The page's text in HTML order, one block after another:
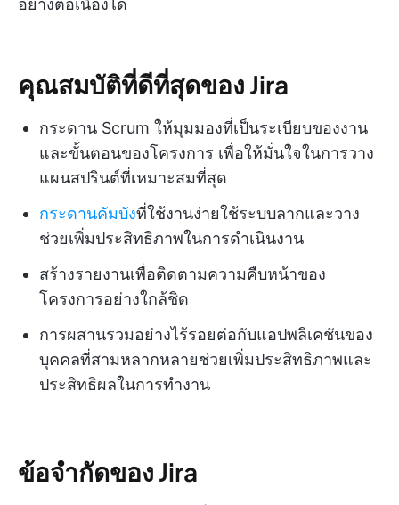
อย่างต่อเนื่องได้
คุณสมบัติที่ดีที่สุดของ Jira
กระดาน Scrum ให้มุมมองที่เป็นระเบียบของงาน
และขั้นตอนของโครงการ เพื่อให้มั่นใจในการวาง
แผนสปรินต์ที่เหมาะสมที่สุด
กระดานคัมบังที่ใช้งานง่ายใช้ระบบลากและวาง
ช่วยเพิ่มประสิทธิภาพในการดำเนินงาน
สร้างรายงานเพื่อติดตามความคืบหน้าของ
โครงการอย่างใกล้ชิด
การผสานรวมอย่างไร้รอยต่อกับแอปพลิเคชันของ
บุคคลที่สามหลากหลายช่วยเพิ่มประสิทธิภาพและ
ประสิทธิผลในการทำงาน
ข้อจำกัดของ Jira